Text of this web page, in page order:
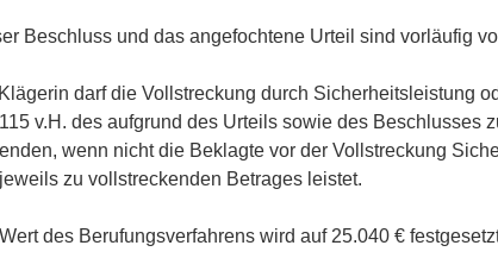
Beschluss und das angefochtene Urteil sind vorläufig
darf die Vollstreckung durch Sicherheitsleistung
v.H. des aufgrund des Urteils sowie des Beschlusses
wenn nicht die Beklagte vor der Vollstreckung
zu vollstreckenden Betrages leistet.
des Berufungsverfahrens wird auf 25.040 €